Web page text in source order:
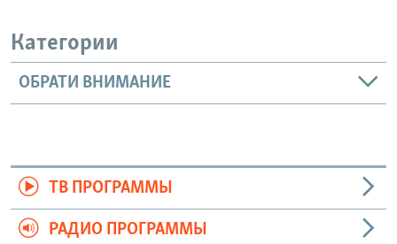
Категории
ОБРАТИ ВНИМАНИЕ
ТВ ПРОГРАММЫ
РАДИО ПРОГРАММЫ